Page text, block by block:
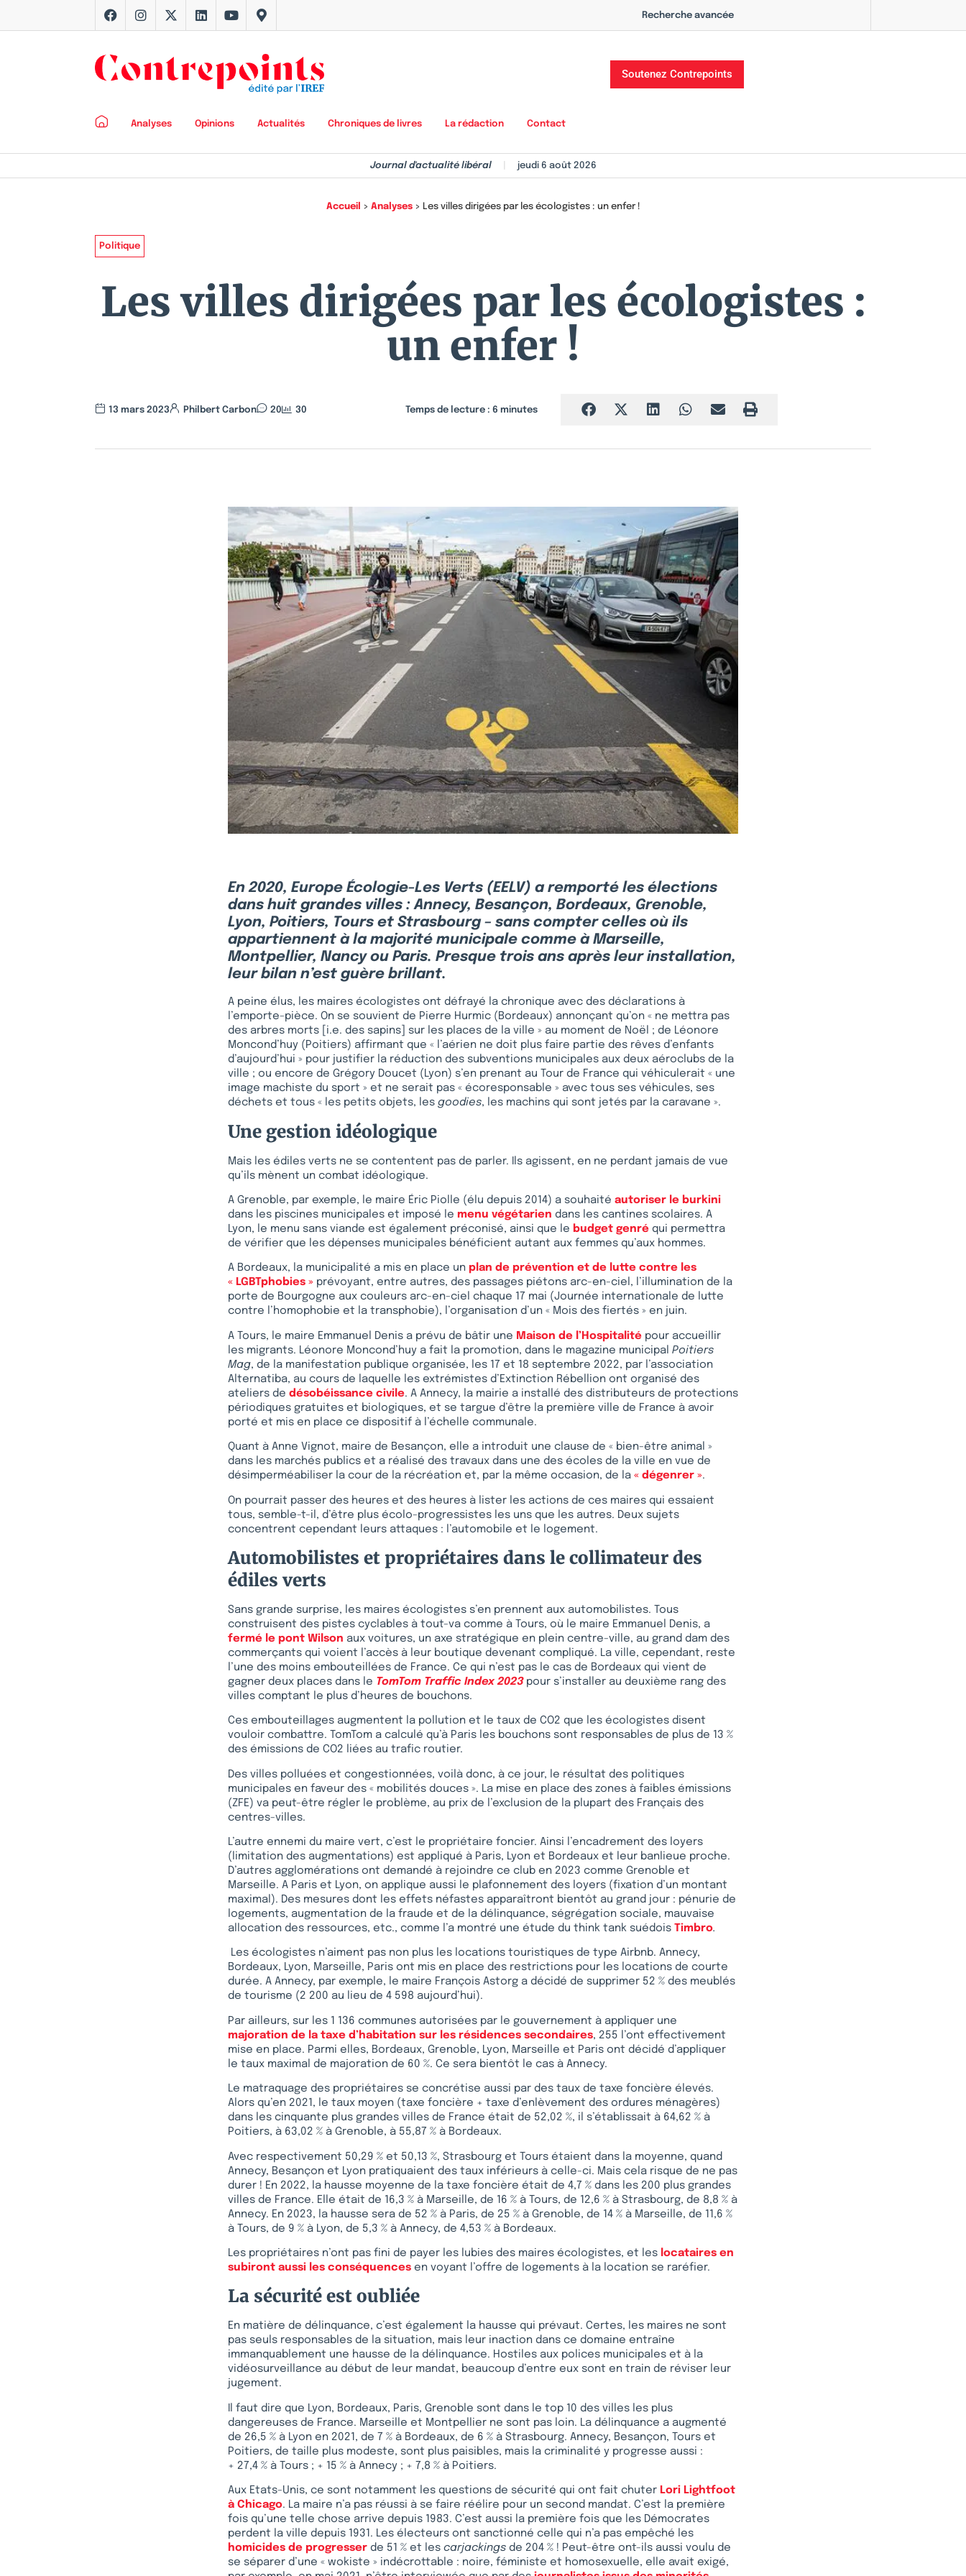
Recherche avancée
Soutenez Contrepoints
Analyses Opinions Actualités Chroniques de livres La rédaction Contact
Journal d'actualité libéral jeudi 6 août 2026
Accueil > Analyses> Les villes dirigées par les écologistes : un enfer !
Politique
Les villes dirigées par les écologistes :
un enfer !
13 mars 2023 Philbert Carbon 20 30 Temps de lecture : 6 minutes
En 2020, Europe Écologie-Les Verts (EELV) a remporté les élections
dans huit grandes villes : Annecy, Besançon, Bordeaux, Grenoble,
Lyon, Poitiers, Tours et Strasbourg – sans compter celles où ils
appartiennent à la majorité municipale comme à Marseille,
Montpellier, Nancy ou Paris. Presque trois ans après leur installation,
leur bilan n’est guère brillant.
A peine élus, les maires écologistes ont défrayé la chronique avec des déclarations à
l’emporte-pièce. On se souvient de Pierre Hurmic (Bordeaux) annonçant qu’on « ne mettra pas
des arbres morts [i.e. des sapins] sur les places de la ville » au moment de Noël ; de Léonore
Moncond’huy (Poitiers) affirmant que « l’aérien ne doit plus faire partie des rêves d’enfants
d’aujourd’hui » pour justifier la réduction des subventions municipales aux deux aéroclubs de la
ville ; ou encore de Grégory Doucet (Lyon) s’en prenant au Tour de France qui véhiculerait « une
image machiste du sport » et ne serait pas « écoresponsable » avec tous ses véhicules, ses
déchets et tous « les petits objets, les goodies, les machins qui sont jetés par la caravane ».
Une gestion idéologique
Mais les édiles verts ne se contentent pas de parler. Ils agissent, en ne perdant jamais de vue
qu’ils mènent un combat idéologique.
A Grenoble, par exemple, le maire Éric Piolle (élu depuis 2014) a souhaité autoriser le burkini
dans les piscines municipales et imposé le menu végétarien dans les cantines scolaires. A
Lyon, le menu sans viande est également préconisé, ainsi que le budget genré qui permettra
de vérifier que les dépenses municipales bénéficient autant aux femmes qu’aux hommes.
A Bordeaux, la municipalité a mis en place un plan de prévention et de lutte contre les
« LGBTphobies » prévoyant, entre autres, des passages piétons arc-en-ciel, l’illumination de la
porte de Bourgogne aux couleurs arc-en-ciel chaque 17 mai (Journée internationale de lutte
contre l’homophobie et la transphobie), l’organisation d’un « Mois des fiertés » en juin.
A Tours, le maire Emmanuel Denis a prévu de bâtir une Maison de l’Hospitalité pour accueillir
les migrants. Léonore Moncond’huy a fait la promotion, dans le magazine municipal Poitiers
Mag, de la manifestation publique organisée, les 17 et 18 septembre 2022, par l’association
Alternatiba, au cours de laquelle les extrémistes d’Extinction Rébellion ont organisé des
ateliers de désobéissance civile. A Annecy, la mairie a installé des distributeurs de protections
périodiques gratuites et biologiques, et se targue d’être la première ville de France à avoir
porté et mis en place ce dispositif à l’échelle communale.
Quant à Anne Vignot, maire de Besançon, elle a introduit une clause de « bien-être animal »
dans les marchés publics et a réalisé des travaux dans une des écoles de la ville en vue de
désimperméabiliser la cour de la récréation et, par la même occasion, de la « dégenrer ».
On pourrait passer des heures et des heures à lister les actions de ces maires qui essaient
tous, semble-t-il, d’être plus écolo-progressistes les uns que les autres. Deux sujets
concentrent cependant leurs attaques : l’automobile et le logement.
Automobilistes et propriétaires dans le collimateur des
édiles verts
Sans grande surprise, les maires écologistes s’en prennent aux automobilistes. Tous
construisent des pistes cyclables à tout-va comme à Tours, où le maire Emmanuel Denis, a
fermé le pont Wilson aux voitures, un axe stratégique en plein centre-ville, au grand dam des
commerçants qui voient l’accès à leur boutique devenant compliqué. La ville, cependant, reste
l’une des moins embouteillées de France. Ce qui n’est pas le cas de Bordeaux qui vient de
gagner deux places dans le TomTom Traffic Index 2023pour s’installer au deuxième rang des
villes comptant le plus d’heures de bouchons.
Ces embouteillages augmentent la pollution et le taux de CO2 que les écologistes disent
vouloir combattre. TomTom a calculé qu’à Paris les bouchons sont responsables de plus de 13 %
des émissions de CO2 liées au trafic routier.
Des villes polluées et congestionnées, voilà donc, à ce jour, le résultat des politiques
municipales en faveur des « mobilités douces ». La mise en place des zones à faibles émissions
(ZFE) va peut-être régler le problème, au prix de l’exclusion de la plupart des Français des
centres-villes.
L’autre ennemi du maire vert, c’est le propriétaire foncier. Ainsi l’encadrement des loyers
(limitation des augmentations) est appliqué à Paris, Lyon et Bordeaux et leur banlieue proche.
D’autres agglomérations ont demandé à rejoindre ce club en 2023 comme Grenoble et
Marseille. A Paris et Lyon, on applique aussi le plafonnement des loyers (fixation d’un montant
maximal). Des mesures dont les effets néfastes apparaîtront bientôt au grand jour : pénurie de
logements, augmentation de la fraude et de la délinquance, ségrégation sociale, mauvaise
allocation des ressources, etc., comme l’a montré une étude du think tank suédois Timbro.
Les écologistes n’aiment pas non plus les locations touristiques de type Airbnb. Annecy,
Bordeaux, Lyon, Marseille, Paris ont mis en place des restrictions pour les locations de courte
durée. A Annecy, par exemple, le maire François Astorg a décidé de supprimer 52 % des meublés
de tourisme (2 200 au lieu de 4 598 aujourd’hui).
Par ailleurs, sur les 1 136 communes autorisées par le gouvernement à appliquer une
majoration de la taxe d’habitation sur les résidences secondaires, 255 l’ont effectivement
mise en place. Parmi elles, Bordeaux, Grenoble, Lyon, Marseille et Paris ont décidé d’appliquer
le taux maximal de majoration de 60 %. Ce sera bientôt le cas à Annecy.
Le matraquage des propriétaires se concrétise aussi par des taux de taxe foncière élevés.
Alors qu’en 2021, le taux moyen (taxe foncière + taxe d’enlèvement des ordures ménagères)
dans les cinquante plus grandes villes de France était de 52,02 %, il s’établissait à 64,62 % à
Poitiers, à 63,02 % à Grenoble, à 55,87 % à Bordeaux.
Avec respectivement 50,29 % et 50,13 %, Strasbourg et Tours étaient dans la moyenne, quand
Annecy, Besançon et Lyon pratiquaient des taux inférieurs à celle-ci. Mais cela risque de ne pas
durer ! En 2022, la hausse moyenne de la taxe foncière était de 4,7 % dans les 200 plus grandes
villes de France. Elle était de 16,3 % à Marseille, de 16 % à Tours, de 12,6 % à Strasbourg, de 8,8 % à
Annecy. En 2023, la hausse sera de 52 % à Paris, de 25 % à Grenoble, de 14 % à Marseille, de 11,6 %
à Tours, de 9 % à Lyon, de 5,3 % à Annecy, de 4,53 % à Bordeaux.
Les propriétaires n’ont pas fini de payer les lubies des maires écologistes, et les locataires en
subiront aussi les conséquences en voyant l’offre de logements à la location se raréfier.
La sécurité est oubliée
En matière de délinquance, c’est également la hausse qui prévaut. Certes, les maires ne sont
pas seuls responsables de la situation, mais leur inaction dans ce domaine entraîne
immanquablement une hausse de la délinquance. Hostiles aux polices municipales et à la
vidéosurveillance au début de leur mandat, beaucoup d’entre eux sont en train de réviser leur
jugement.
Il faut dire que Lyon, Bordeaux, Paris, Grenoble sont dans le top 10 des villes les plus
dangereuses de France. Marseille et Montpellier ne sont pas loin. La délinquance a augmenté
de 26,5 % à Lyon en 2021, de 7 % à Bordeaux, de 6 % à Strasbourg. Annecy, Besançon, Tours et
Poitiers, de taille plus modeste, sont plus paisibles, mais la criminalité y progresse aussi :
+ 27,4 % à Tours ; + 15 % à Annecy ; + 7,8 % à Poitiers.
Aux Etats-Unis, ce sont notamment les questions de sécurité qui ont fait chuter Lori Lightfoot
à Chicago. La maire n’a pas réussi à se faire réélire pour un second mandat. C’est la première
fois qu’une telle chose arrive depuis 1983. C’est aussi la première fois que les Démocrates
perdent la ville depuis 1931. Les électeurs ont sanctionné celle qui n’a pas empêché les
homicides de progresser de 51 % et les carjackings de 204 % ! Peut-être ont-ils aussi voulu de
se séparer d’une « wokiste » indécrottable : noire, féministe et homosexuelle, elle avait exigé,